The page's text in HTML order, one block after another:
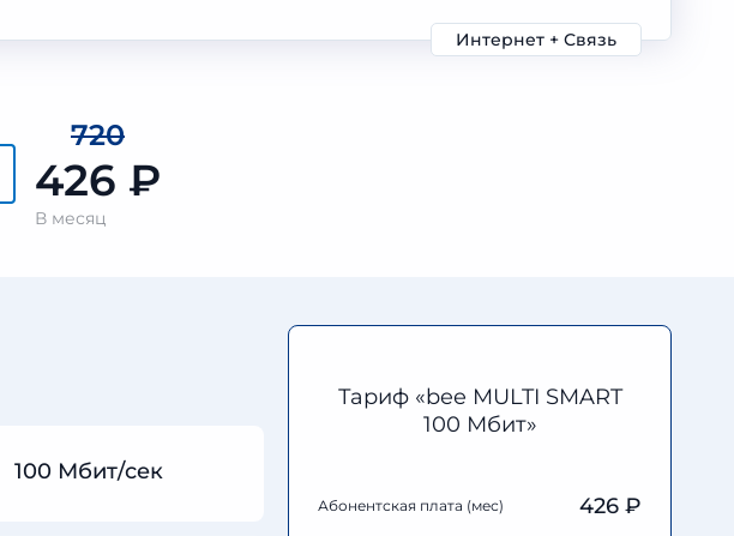
Интернет + Связь
720
426 ₽
В месяц
100 Мбит/сек
Тариф «bee MULTI SMART
100 Мбит»
Абонентская плата (мес) 426 ₽